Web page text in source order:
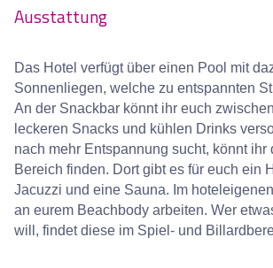
Ausstattung
Das Hotel verfügt über einen Pool mit
Sonnenliegen, welche zu entspannten
An der Snackbar könnt ihr euch
leckeren Snacks und kühlen Drinks
nach mehr Entspannung sucht, könnt ihr
Bereich finden. Dort gibt es für euch ein
Jacuzzi und eine Sauna. Im
an eurem Beachbody arbeiten. Wer
will, findet diese im Spiel- und